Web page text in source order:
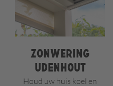
Zonwering
Udenhout
Houd uw huis koel en